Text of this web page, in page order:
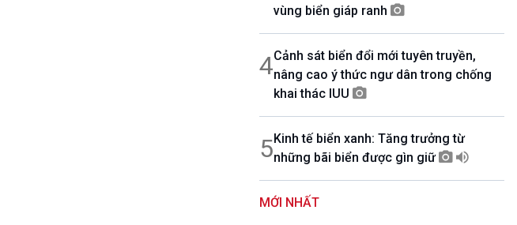
08h55-09h00
Bản tin Thời sự
09h15-09h30
Dòng chảy kinh tế
09h35-09h40
Quảng cáo
09h55-10h00
vùng biển giáp ranh
4Cảnh sát biển đổi mới tuyên truyền,
nâng cao ý thức ngư dân trong chống
khai thác IUU
5Kinh tế biển xanh: Tăng trưởng từ
những bãi biển được gìn giữ
MỚI NHẤT